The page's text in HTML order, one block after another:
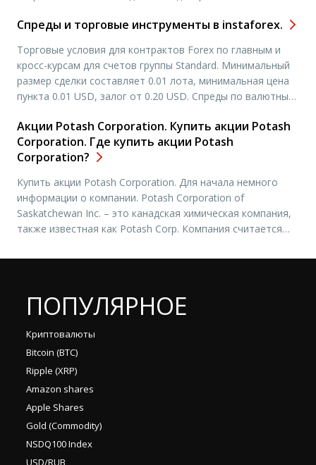
пользователи стали оставлять на странице
оскорбительные сообщения. В частности, люди должны
были дописывать слово за словом и вышел […]
Cпреды и торговые инструменты в instaforex.
Торговые условия для контрактов Forex по главным и
кросс-курсам для счетов группы Standard. Минимальный
размер сделки составляет 0.01 лота, минимальная цена
пункта 0.01 USD, залог от 0.20 USD. Спреды по валютным
Комиссия Buy-своп Sell-своп EUR/USD EUR 10 000 3 0 0.26
-0.26 GBP/USD GBP 10 000 3 0 […]
Акции Potash Corporation. Купить акции Potash
Corporation. Где купить акции Potash
Corporation?
Купить акции Potash Corporation. Для начала немного
информации о компании. Potash Corporation of
Saskatchewan Inc. – это канадская химическая компания,
также известная как Potash Corp. Компания считается
калия или поташа, который является важным
основных питательных культуры […]
ПОПУЛЯРНОЕ
Криптовалюты
Bitcoin (BTC)
Ripple (XRP)
Amazon shares
Apple Shares
Gold (Commodity)
NSDQ100 Index
USD/RUB